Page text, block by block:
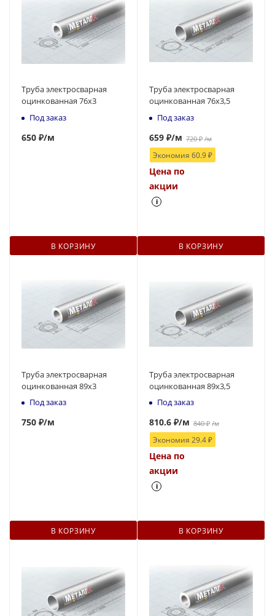
Труба электросварная
оцинкованная 76х3
Под заказ
650 ₽/м
В КОРЗИНУ
Труба электросварная
оцинкованная 76х3,5
Под заказ
720₽ /м
659 ₽/м
Экономия 60.9₽
Цена по
акции
i
В КОРЗИНУ
Труба электросварная
оцинкованная 89х3
Под заказ
750 ₽/м
В КОРЗИНУ
Труба электросварная
оцинкованная 89х3,5
Под заказ
840₽ /м
810.6 ₽/м
Экономия 29.4₽
Цена по
акции
i
В КОРЗИНУ